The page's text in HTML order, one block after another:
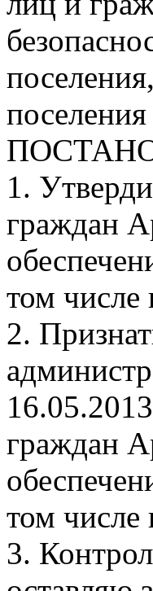
поселения
1.
граждан
том числе
2.
граждан
том числе
3.